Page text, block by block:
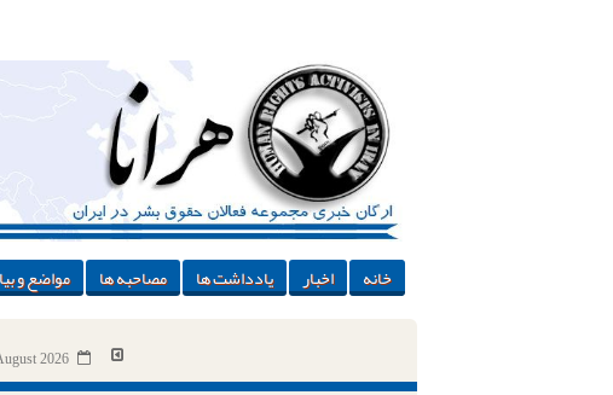
خانه اخبار یادداشت ها مصاحبه ها مواضع و
2026